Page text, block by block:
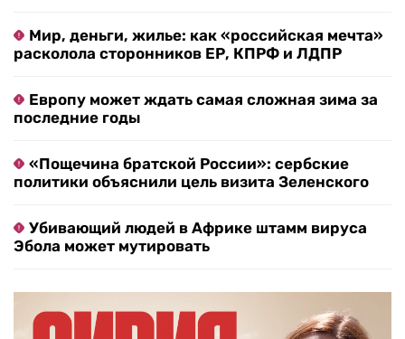
Мир, деньги, жилье: как «российская мечта»
расколола сторонников ЕР, КПРФ и ЛДПР
Европу может ждать самая сложная зима за
последние годы
«Пощечина братской России»: сербские
политики объяснили цель визита Зеленского
Убивающий людей в Африке штамм вируса
Эбола может мутировать